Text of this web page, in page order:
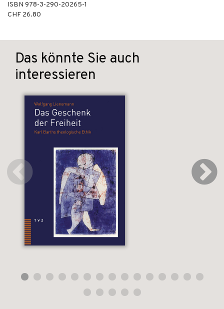
ISBN 978-3-290-20265-1
CHF 26.80
Das könnte Sie auch
interessieren